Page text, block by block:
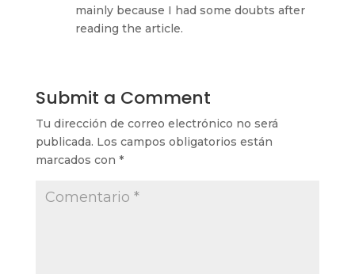
mainly because I had some doubts after
reading the article.
Submit a Comment
Tu dirección de correo electrónico no será
publicada. Los campos obligatorios están
marcados con *